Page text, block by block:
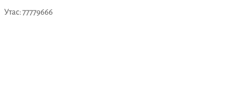
Утас: 77779666